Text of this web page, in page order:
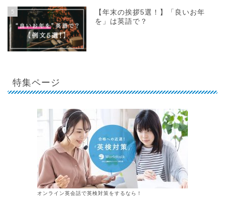
5
【年末の挨拶5選！】「良いお年
を」は英語で？
特集ページ
オンライン英会話で英検対策をするなら！